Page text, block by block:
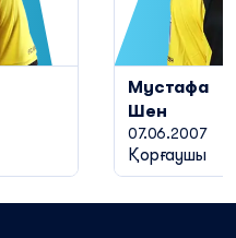
Мустафа
Шен
07.06.2007
Қорғаушы